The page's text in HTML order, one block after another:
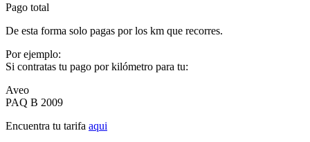
Pago total
De esta forma solo pagas por los km que recorres.
Por ejemplo:
Si contratas tu pago por kilómetro para tu:
Aveo
PAQ B 2009
Encuentra tu tarifa aqui